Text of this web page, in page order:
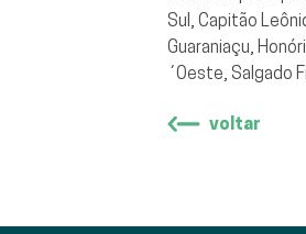
Sul, Capitão
Guaraniaçu,
´Oeste, Salgado
voltar